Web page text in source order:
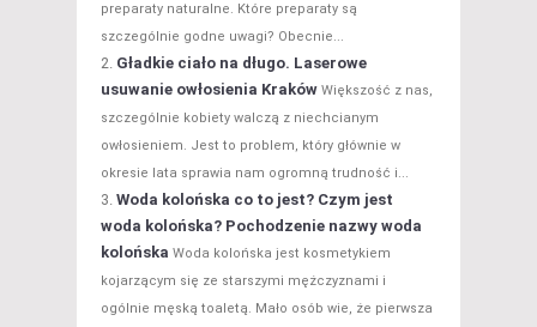
preparaty naturalne. Które preparaty są
szczególnie godne uwagi? Obecnie...
Gładkie ciało na długo. Laserowe
usuwanie owłosienia Kraków Większość z nas,
szczególnie kobiety walczą z niechcianym
owłosieniem. Jest to problem, który głównie w
okresie lata sprawia nam ogromną trudność i...
Woda kolońska co to jest? Czym jest
woda kolońska? Pochodzenie nazwy woda
kolońska Woda kolońska jest kosmetykiem
kojarzącym się ze starszymi mężczyznami i
ogólnie męską toaletą. Mało osób wie, że pierwsza